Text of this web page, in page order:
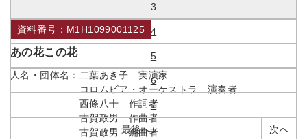
3
4
5
6
7
次へ
最後へ
資料番号：M1H1099001125
あの花この花
人名・団体名： 二葉あき子 実演家
コロムビア・オーケストラ 演奏者
西條八十 作詞者
古賀政男 作曲者
古賀政男 編曲者